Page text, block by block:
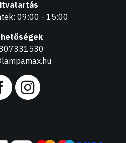
09:00 - 15:00